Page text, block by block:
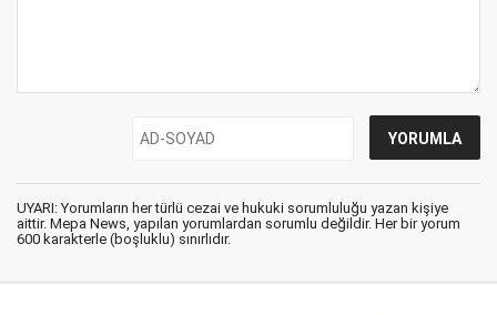
UYARI: Yorumların her türlü cezai ve hukuki sorumluluğu yazan kişiye
aittir. Mepa News, yapılan yorumlardan sorumlu değildir. Her bir yorum
600 karakterle (boşluklu) sınırlıdır.